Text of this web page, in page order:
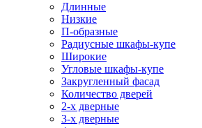
Длинные
Низкие
П-образные
Радиусные шкафы-купе
Широкие
Угловые шкафы-купе
Закругленный фасад
Количество дверей
2-х дверные
3-х дверные